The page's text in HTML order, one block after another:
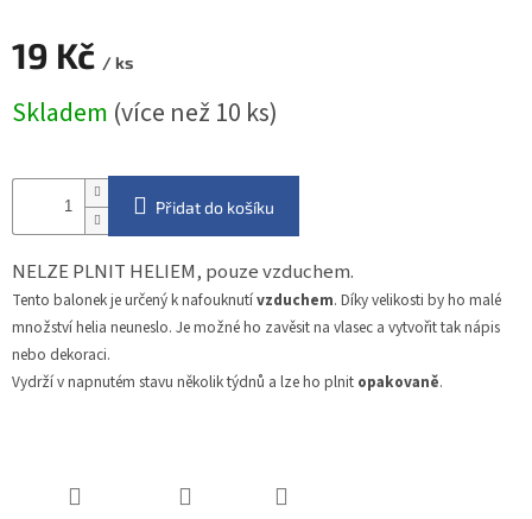
19 Kč / ks
cena:
Skladem (více než 10 ks)
Přidat do košíku
NELZE PLNIT HELIEM, pouze vzduchem.
Tento balonek je určený k nafouknutívzduchem. Díky velikosti by ho malé
množství helia neuneslo. Je možné ho zavěsit na vlasec a vytvořit tak nápis
nebo dekoraci.
Vydrží v napnutém stavu několik týdnů a lze ho plnit opakovaně.